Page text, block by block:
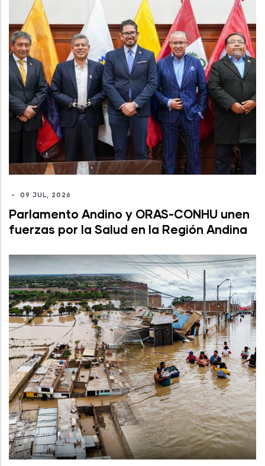
- 09 JUL, 2026
Parlamento Andino y ORAS-CONHU unen
fuerzas por la Salud en la Región Andina